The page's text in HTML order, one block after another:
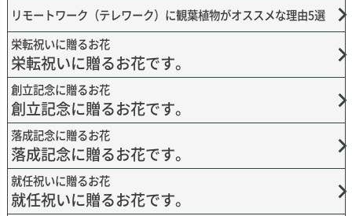
リモートワーク（テレワーク）に観葉植物がオススメな理由5選
栄転祝いに贈るお花
栄転祝いに贈るお花です。
創立記念に贈るお花
創立記念に贈るお花です。
落成記念に贈るお花
落成記念に贈るお花です。
就任祝いに贈るお花
就任祝いに贈るお花です。